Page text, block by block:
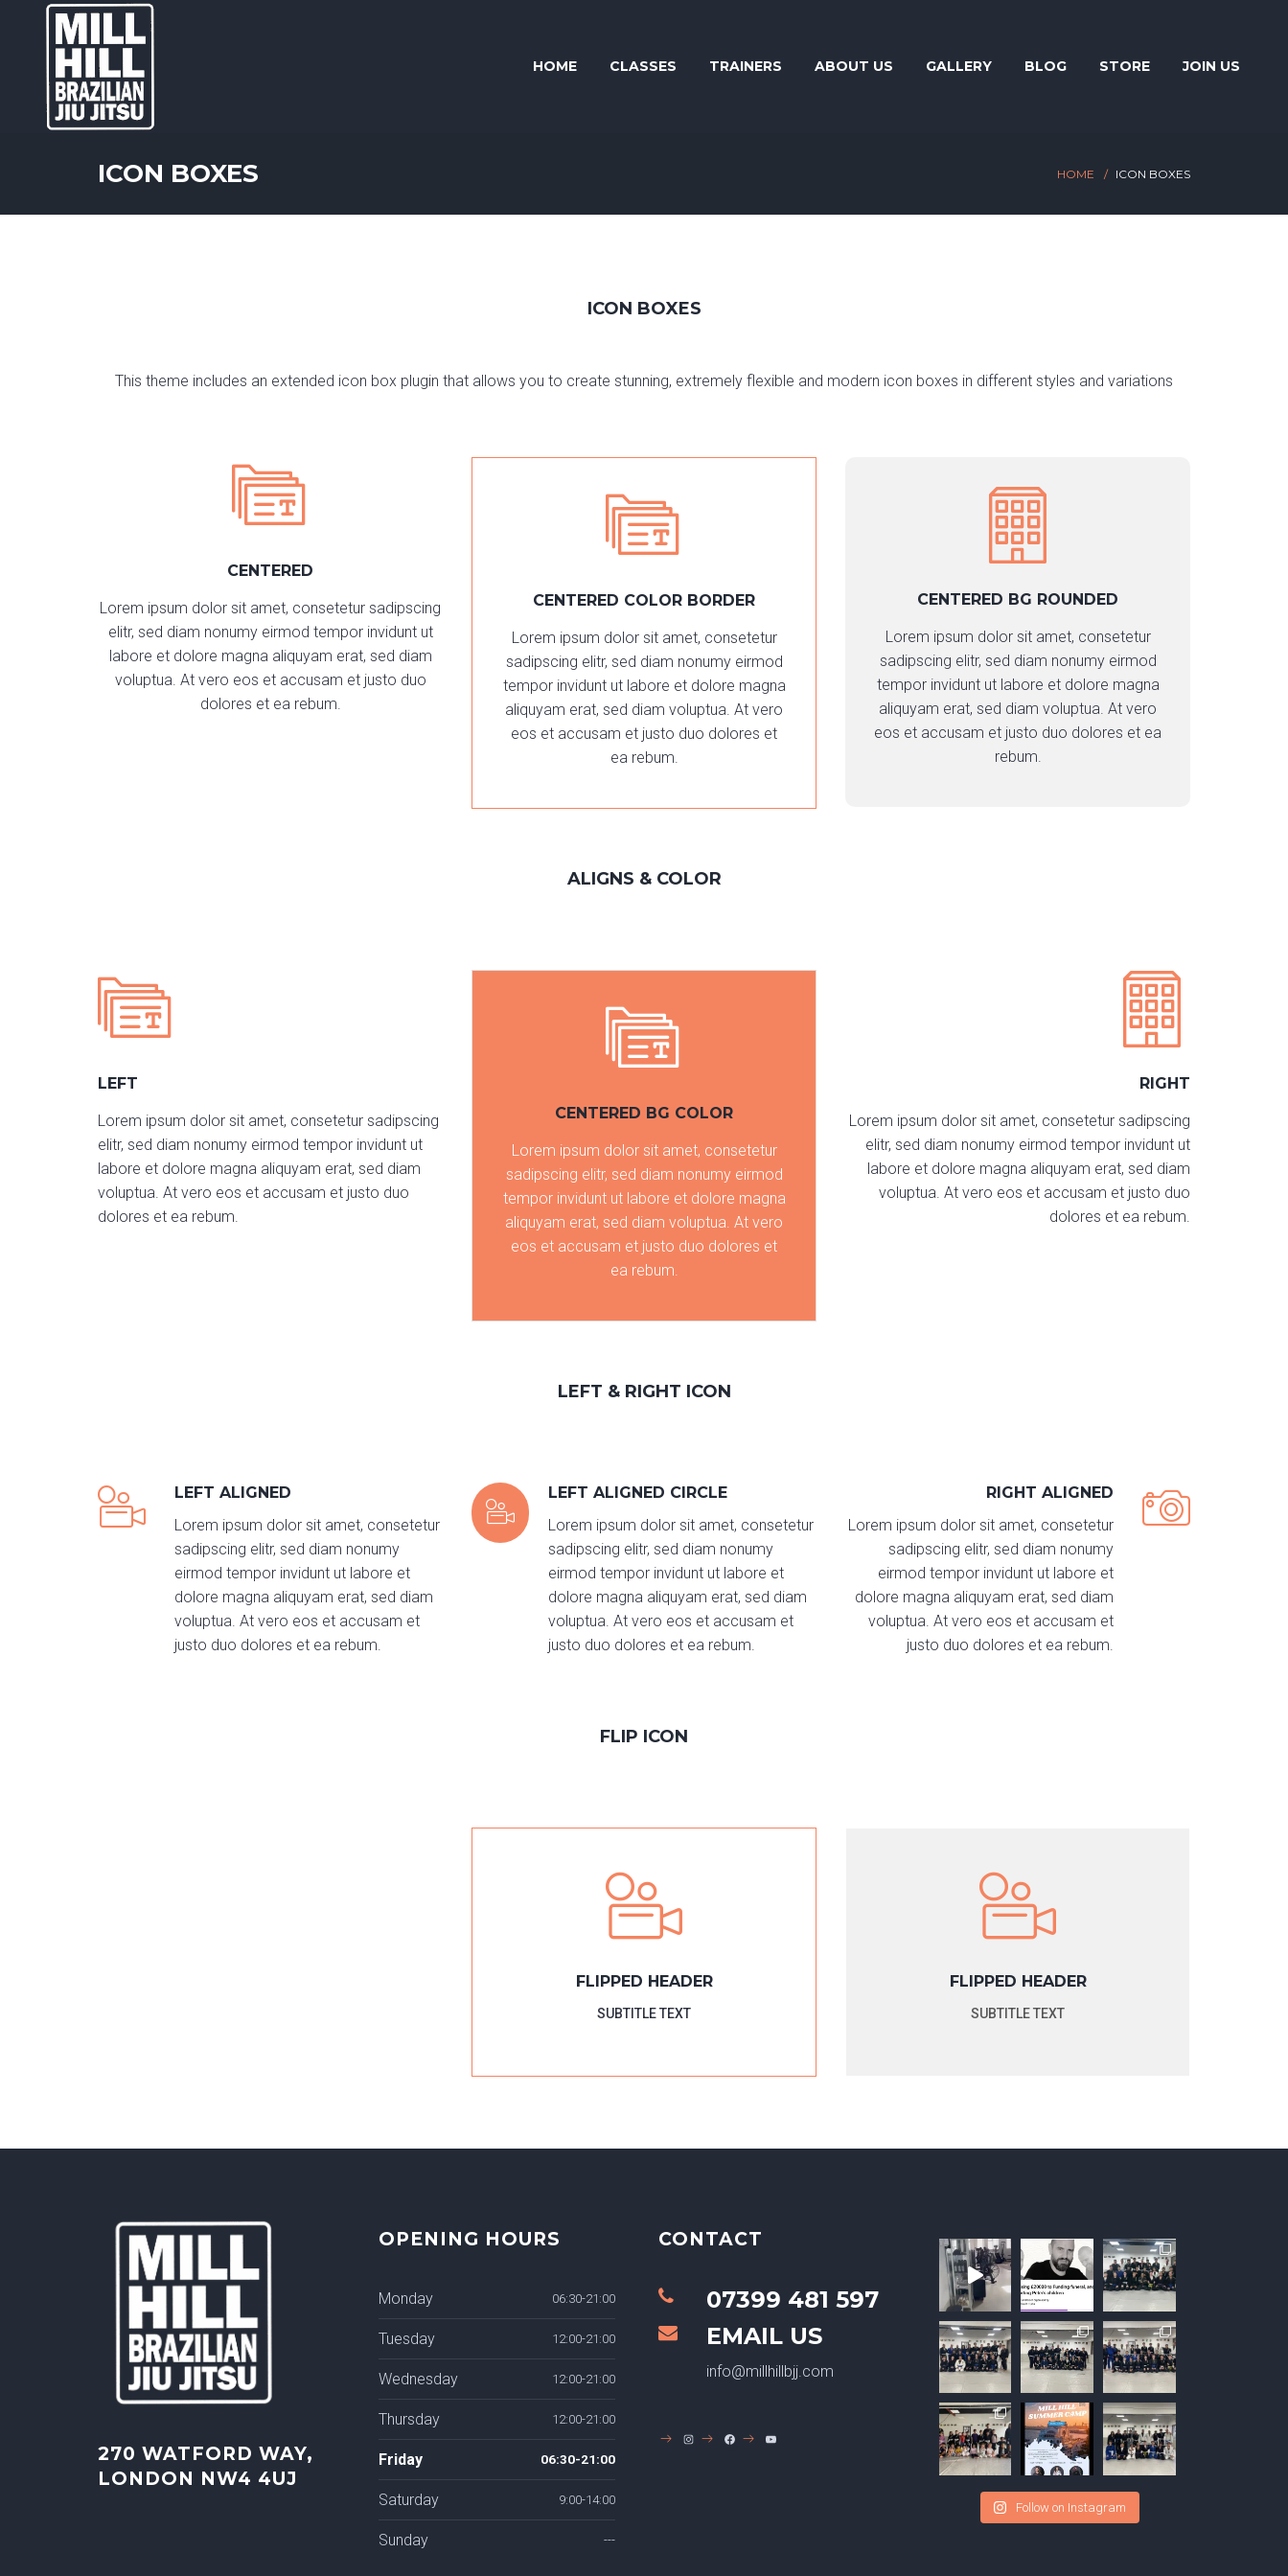
HOME CLASSES TRAINERS ABOUT US GALLERY BLOG STORE JOIN US
ICON BOXES HOME ICON BOXES
ICON BOXES
This theme includes an extended icon box plugin that allows you to create stunning, extremely flexible and modern icon boxes in different styles and variations
CENTERED
Lorem ipsum dolor sit amet, consetetur sadipscing
elitr, sed diam nonumy eirmod tempor invidunt ut
labore et dolore magna aliquyam erat, sed diam
voluptua. At vero eos et accusam et justo duo
dolores et ea rebum.
CENTERED COLOR BORDER
Lorem ipsum dolor sit amet, consetetur
sadipscing elitr, sed diam nonumy eirmod
tempor invidunt ut labore et dolore magna
aliquyam erat, sed diam voluptua. At vero
eos et accusam et justo duo dolores et
ea rebum.
CENTERED BG ROUNDED
Lorem ipsum dolor sit amet, consetetur
sadipscing elitr, sed diam nonumy eirmod
tempor invidunt ut labore et dolore magna
aliquyam erat, sed diam voluptua. At vero
eos et accusam et justo duo dolores et ea
rebum.
ALIGNS & COLOR
LEFT
Lorem ipsum dolor sit amet, consetetur sadipscing
elitr, sed diam nonumy eirmod tempor invidunt ut
labore et dolore magna aliquyam erat, sed diam
voluptua. At vero eos et accusam et justo duo
dolores et ea rebum.
CENTERED BG COLOR
Lorem ipsum dolor sit amet, consetetur
sadipscing elitr, sed diam nonumy eirmod
tempor invidunt ut labore et dolore magna
aliquyam erat, sed diam voluptua. At vero
eos et accusam et justo duo dolores et
ea rebum.
RIGHT
Lorem ipsum dolor sit amet, consetetur sadipscing
elitr, sed diam nonumy eirmod tempor invidunt ut
labore et dolore magna aliquyam erat, sed diam
voluptua. At vero eos et accusam et justo duo
dolores et ea rebum.
LEFT & RIGHT ICON
LEFT ALIGNED
Lorem ipsum dolor sit amet, consetetur
sadipscing elitr, sed diam nonumy
eirmod tempor invidunt ut labore et
dolore magna aliquyam erat, sed diam
voluptua. At vero eos et accusam et
justo duo dolores et ea rebum.
LEFT ALIGNED CIRCLE
Lorem ipsum dolor sit amet, consetetur
sadipscing elitr, sed diam nonumy
eirmod tempor invidunt ut labore et
dolore magna aliquyam erat, sed diam
voluptua. At vero eos et accusam et
justo duo dolores et ea rebum.
RIGHT ALIGNED
Lorem ipsum dolor sit amet, consetetur
sadipscing elitr, sed diam nonumy
eirmod tempor invidunt ut labore et
dolore magna aliquyam erat, sed diam
voluptua. At vero eos et accusam et
justo duo dolores et ea rebum.
FLIP ICON
FLIPPED HEADER
SUBTITLE TEXT
FLIPPED HEADER
SUBTITLE TEXT
270 WATFORD WAY,
LONDON NW4 4UJ
OPENING HOURS
Monday 06:30-21:00
Tuesday 12:00-21:00
Wednesday 12:00-21:00
Thursday 12:00-21:00
Friday 06:30-21:00
Saturday 9:00-14:00
Sunday ---
CONTACT
07399 481 597
EMAIL US
info@millhillbjj.com
INSTAGRAMFACEBOOK
Follow on Instagram